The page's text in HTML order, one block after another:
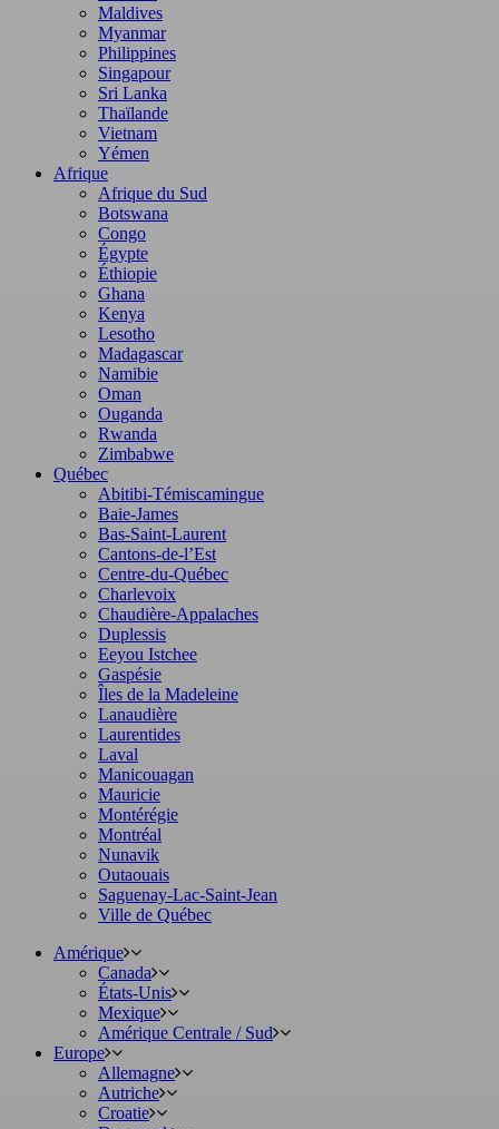
Maldives
Myanmar
Philippines
Singapour
Sri Lanka
Thaïlande
Vietnam
Yémen
Afrique
Afrique du Sud
Botswana
Congo
Égypte
Éthiopie
Ghana
Kenya
Lesotho
Madagascar
Namibie
Oman
Ouganda
Rwanda
Zimbabwe
Québec
Abitibi-Témiscamingue
Baie-James
Bas-Saint-Laurent
Cantons-de-l’Est
Centre-du-Québec
Charlevoix
Chaudière-Appalaches
Duplessis
Eeyou Istchee
Gaspésie
Îles de la Madeleine
Lanaudière
Laurentides
Laval
Manicouagan
Mauricie
Montérégie
Montréal
Nunavik
Outaouais
Saguenay-Lac-Saint-Jean
Ville de Québec
Amérique
Canada
États-Unis
Mexique
Amérique Centrale / Sud
Europe
Allemagne
Autriche
Croatie